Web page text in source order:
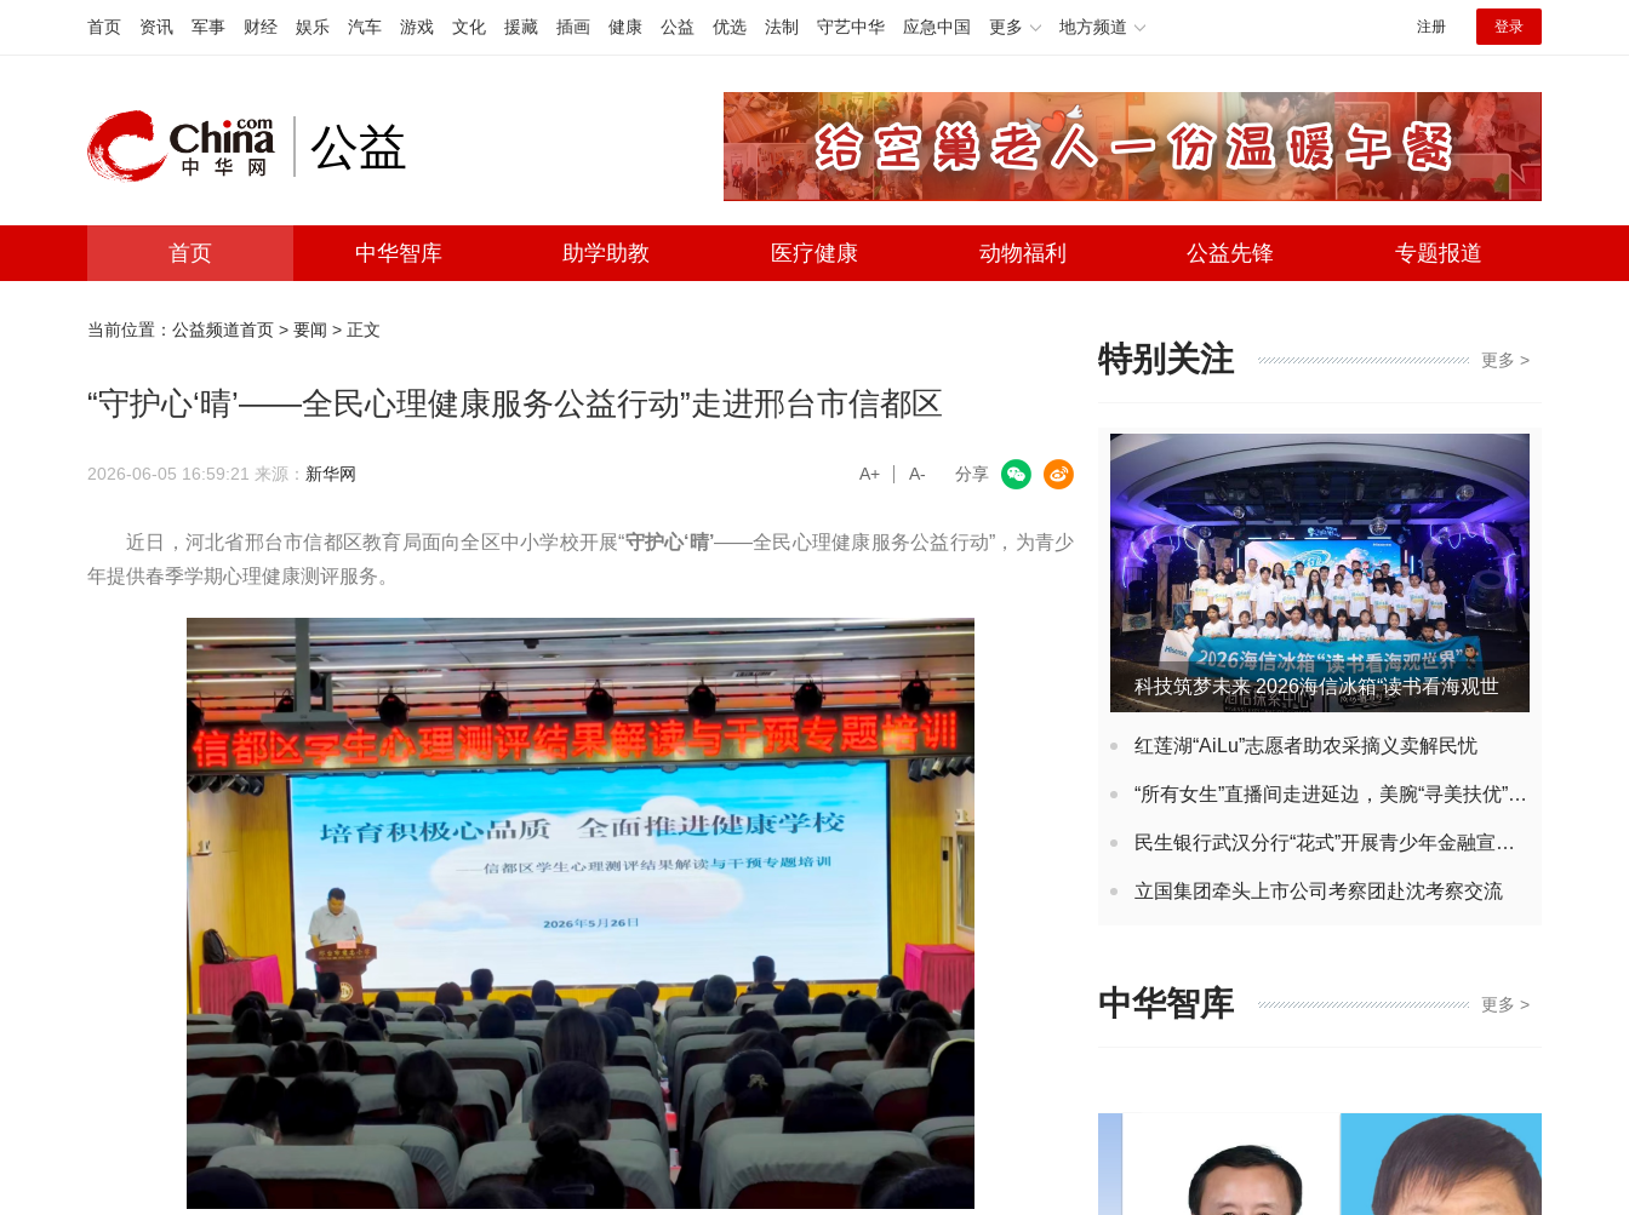
首页 资讯 军事 财经 娱乐 汽车 游戏 文化 援藏 插画 健康 公益 优选 法制 守艺中华 应急中国 更多 地方频道 注册 登录
公益
首页 中华智库 助学助教 医疗健康 动物福利 公益先锋 专题报道
当前位置： 公益频道首页 > 要闻 > 正文
“守护心‘晴’——全民心理健康服务公益行动”走进邢台市信都区
2026-06-05 16:59:21 来源： 新华网 分享
微信 微博
A+ A-
近日，河北省邢台市信都区教育局面向全区中小学校开展“守护心‘晴’——全民心理健康服务公益行动”，为青少
年提供春季学期心理健康测评服务。
特别关注 更多 >
科技筑梦未来 2026海信冰箱“读书看海观世
界”公益夏令营开营
红莲湖“AiLu”志愿者助农采摘义卖解民忧
“所有女生”直播间走进延边，美腕“寻美扶优”赋农计划再启新篇
民生银行武汉分行“花式”开展青少年金融宣教 点亮暑期金融安全“护航灯”
立国集团牵头上市公司考察团赴沈考察交流
中华智库 更多 >